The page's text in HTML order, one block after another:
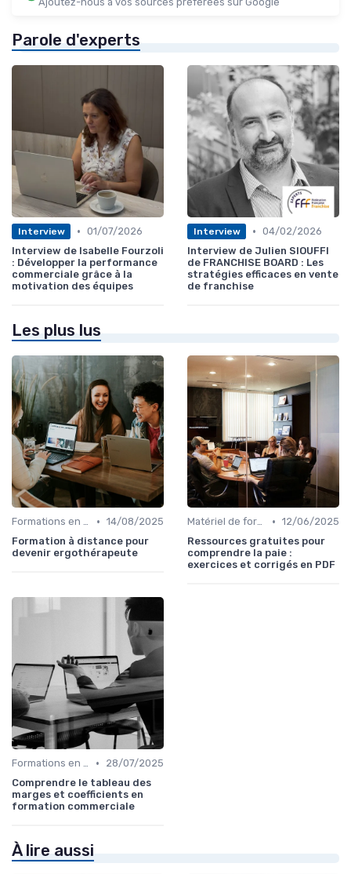
Parole d'experts
Interview • 01/07/2026
Interview de Isabelle Fourzoli
: Développer la performance
commerciale grâce à la
motivation des équipes
Interview • 04/02/2026
Interview de Julien SIOUFFI
de FRANCHISE BOARD : Les
stratégies efficaces en vente
de franchise
Les plus lus
Formations en ligne • 14/08/2025
Formation à distance pour
devenir ergothérapeute
Matériel de formation et tutoriels • 12/06/2025
Ressources gratuites pour
comprendre la paie :
exercices et corrigés en PDF
Formations en ligne •
28/07/2025
Comprendre le tableau des
marges et coefficients en
formation commerciale
À lire aussi